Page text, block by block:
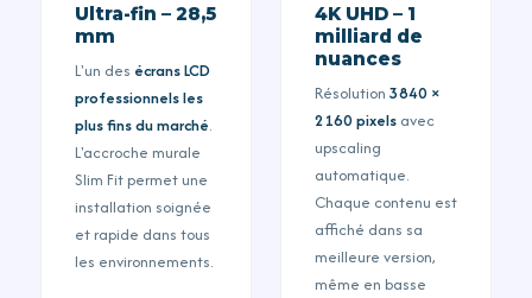
Ultra-fin – 28,5
mm
L'un des écrans LCD
professionnels les
plus fins du marché.
L'accroche murale
Slim Fit permet une
installation soignée
et rapide dans tous
les environnements.
4K UHD – 1
milliard de
nuances
Résolution 3840 ×
2160 pixels avec
upscaling
automatique.
Chaque contenu est
affiché dans sa
meilleure version,
même en basse